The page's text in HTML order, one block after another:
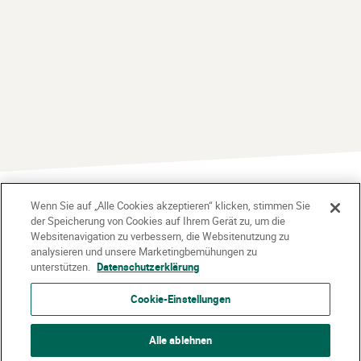
Gefördert vom:
Wenn Sie auf „Alle Cookies akzeptieren“ klicken, stimmen Sie
der Speicherung von Cookies auf Ihrem Gerät zu, um die
Websitenavigation zu verbessern, die Websitenutzung zu
analysieren und unsere Marketingbemühungen zu
unterstützen. Datenschutzerklärung
Cookie-Einstellungen
Alle ablehnen